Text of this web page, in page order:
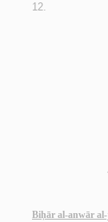
12.
Biḥār al-anwār